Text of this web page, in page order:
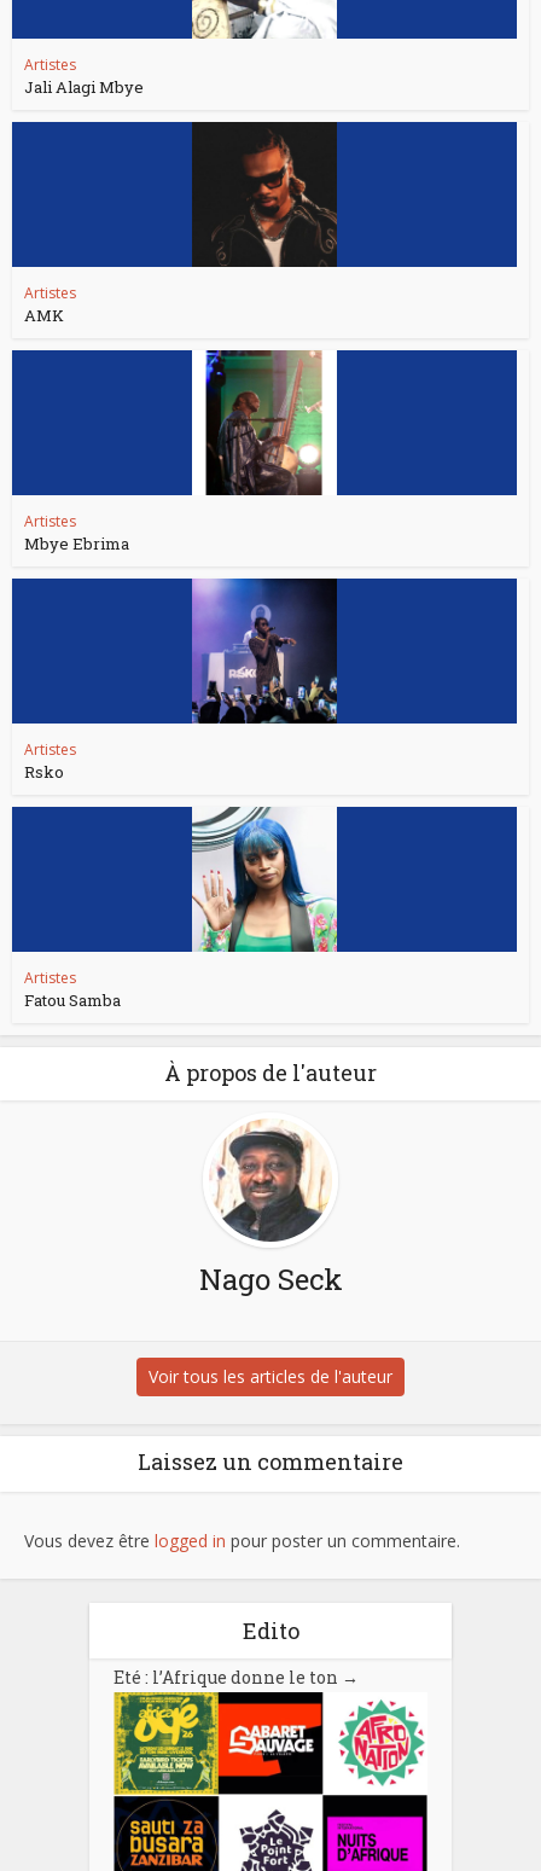
Artistes
Jali Alagi Mbye
Artistes
AMK
Artistes
Mbye Ebrima
Artistes
Rsko
Artistes
Fatou Samba
À propos de l'auteur
Nago Seck
Voir tous les articles de l'auteur
Laissez un commentaire
Vous devez être logged in pour poster un commentaire.
Edito
Eté : l’Afrique donne le ton →